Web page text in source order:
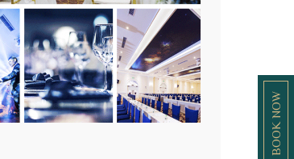
BOOK NOW